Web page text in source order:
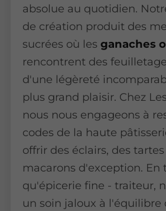
absolue au quotidien.
de création produit des
sucrées où les ganaches
rencontrent des
d'une légèreté
plus grand plaisir. Chez
nous nous engageons à
codes de la haute
offrir des éclairs, des
macarons d'exception. En
qu'épicerie fine - traiteur,
un soin jaloux à l'équilibre